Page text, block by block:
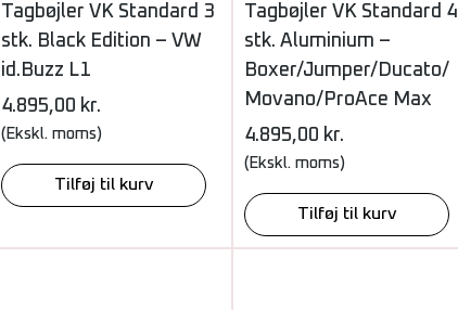
Tagbøjler VK Standard 3
stk. Black Edition – VW
id.Buzz L1
4.895,00 kr.
(Ekskl. moms)
Tilføj til kurv
Tagbøjler VK Standard 4
stk. Aluminium –
Boxer/Jumper/Ducato/
Movano/ProAce Max
4.895,00 kr.
(Ekskl. moms)
Tilføj til kurv